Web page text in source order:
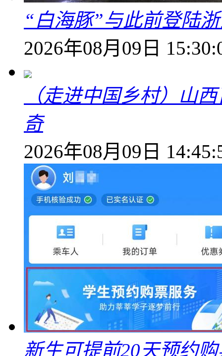
“白海豚”与此前登陆
2026年08月09日
（走进中国乡村）山
奇
2026年08月09日
新生可提前20天预约